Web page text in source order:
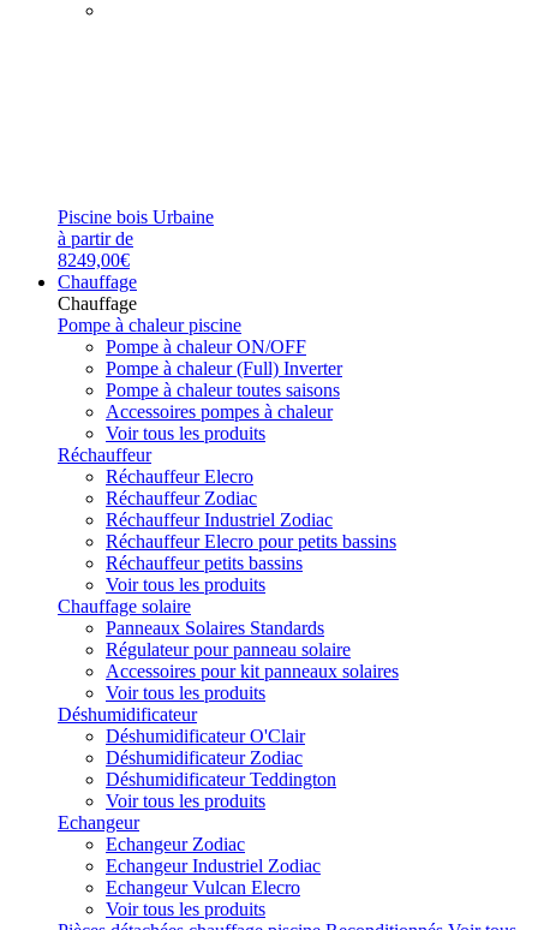
Piscine bois Urbaine
à partir de
8249,00€
Chauffage
Chauffage
Pompe à chaleur piscine
Pompe à chaleur ON/OFF
Pompe à chaleur (Full) Inverter
Pompe à chaleur toutes saisons
Accessoires pompes à chaleur
Voir tous les produits
Réchauffeur
Réchauffeur Elecro
Réchauffeur Zodiac
Réchauffeur Industriel Zodiac
Réchauffeur Elecro pour petits bassins
Réchauffeur petits bassins
Voir tous les produits
Chauffage solaire
Panneaux Solaires Standards
Régulateur pour panneau solaire
Accessoires pour kit panneaux solaires
Voir tous les produits
Déshumidificateur
Déshumidificateur O'Clair
Déshumidificateur Zodiac
Déshumidificateur Teddington
Voir tous les produits
Echangeur
Echangeur Zodiac
Echangeur Industriel Zodiac
Echangeur Vulcan Elecro
Voir tous les produits